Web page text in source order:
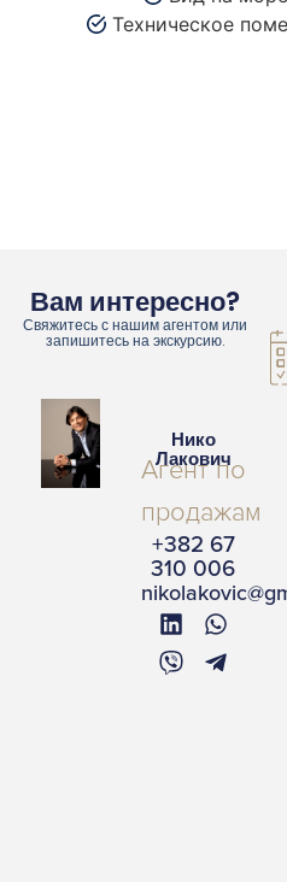
Техническое
Вам интересно?
Свяжитесь с нашим агентом или
запишитесь на экскурсию.
Нико
Лакович
Агент по
продажам
+382 67
310 006